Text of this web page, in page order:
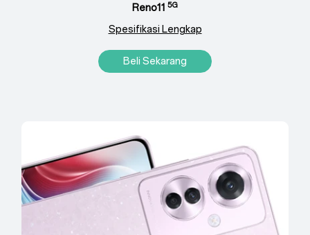
Reno11 5G
Spesifikasi Lengkap
Beli Sekarang